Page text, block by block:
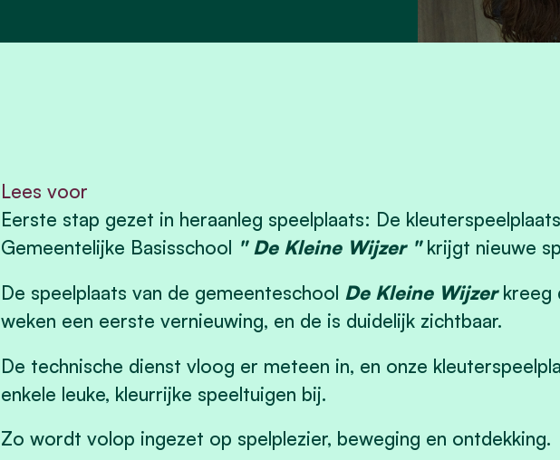
Lees voor
Eerste stap gezet in heraanleg speelplaats: De
Gemeentelijke Basisschool " De Kleine Wijzer "krijgt nieuwe
De speelplaats van de gemeenteschool De Kleine Wijzerkreeg
weken een eerste vernieuwing, en de is duidelijk zichtbaar.
De technische dienst vloog er meteen in, en onze
enkele leuke, kleurrijke speeltuigen bij.
Zo wordt volop ingezet op spelplezier, beweging en ontdekking.